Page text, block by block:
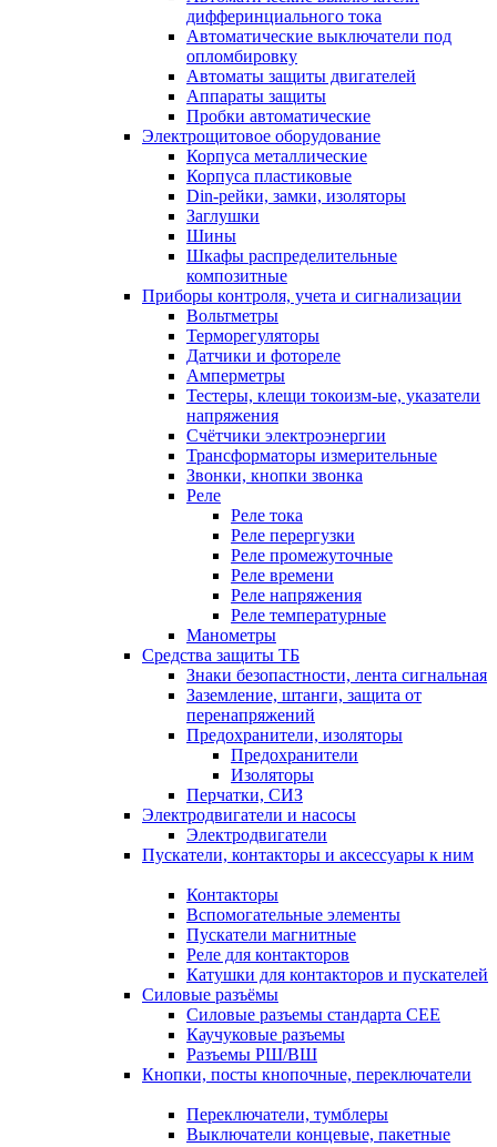
дифферинциального тока
Автоматические выключатели под
опломбировку
Автоматы защиты двигателей
Аппараты защиты
Пробки автоматические
Электрощитовое оборудование
Корпуса металлические
Корпуса пластиковые
Din-рейки, замки, изоляторы
Заглушки
Шины
Шкафы распределительные
композитные
Приборы контроля, учета и сигнализации
Вольтметры
Терморегуляторы
Датчики и фотореле
Амперметры
Тестеры, клещи токоизм-ые, указатели
напряжения
Счётчики электроэнергии
Трансформаторы измерительные
Звонки, кнопки звонка
Реле
Реле тока
Реле перергузки
Реле промежуточные
Реле времени
Реле напряжения
Реле температурные
Манометры
Средства защиты ТБ
Знаки безопастности, лента сигнальная
Заземление, штанги, защита от
перенапряжений
Предохранители, изоляторы
Предохранители
Изоляторы
Перчатки, СИЗ
Электродвигатели и насосы
Электродвигатели
Пускатели, контакторы и аксессуары к ним
Контакторы
Вспомогательные элементы
Пускатели магнитные
Реле для контакторов
Катушки для контакторов и пускателей
Силовые разъёмы
Силовые разъемы стандарта СЕЕ
Каучуковые разъемы
Разъемы РШ/ВШ
Кнопки, посты кнопочные, переключатели
Переключатели, тумблеры
Выключатели концевые, пакетные